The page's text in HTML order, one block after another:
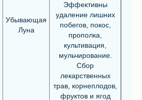
Убывающая
Луна
Эффективны
удаление лишних
побегов, покос,
прополка,
культивация,
мульчирование.
Сбор
лекарственных
трав, корнеплодов,
фруктов и ягод